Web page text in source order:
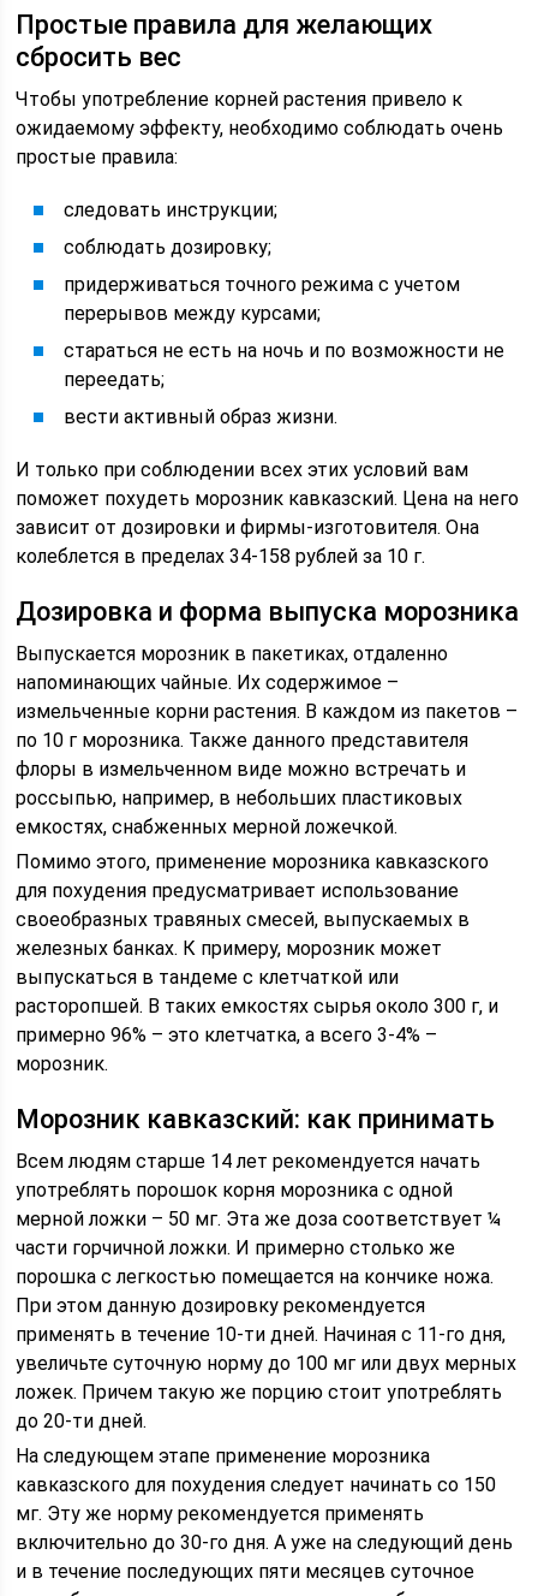
Простые правила для желающих
сбросить вес
Чтобы употребление корней растения привело к
ожидаемому эффекту, необходимо соблюдать очень
простые правила:
следовать инструкции;
соблюдать дозировку;
придерживаться точного режима с учетом
перерывов между курсами;
стараться не есть на ночь и по возможности не
переедать;
вести активный образ жизни.
И только при соблюдении всех этих условий вам
поможет похудеть морозник кавказский. Цена на него
зависит от дозировки и фирмы-изготовителя. Она
колеблется в пределах 34-158 рублей за 10 г.
Дозировка и форма выпуска морозника
Выпускается морозник в пакетиках, отдаленно
напоминающих чайные. Их содержимое –
измельченные корни растения. В каждом из пакетов –
по 10 г морозника. Также данного представителя
флоры в измельченном виде можно встречать и
россыпью, например, в небольших пластиковых
емкостях, снабженных мерной ложечкой.
Помимо этого, применение морозника кавказского
для похудения предусматривает использование
своеобразных травяных смесей, выпускаемых в
железных банках. К примеру, морозник может
выпускаться в тандеме с клетчаткой или
расторопшей. В таких емкостях сырья около 300 г, и
примерно 96% – это клетчатка, а всего 3-4% –
морозник.
Морозник кавказский: как принимать
Всем людям старше 14 лет рекомендуется начать
употреблять порошок корня морозника с одной
мерной ложки – 50 мг. Эта же доза соответствует ¼
части горчичной ложки. И примерно столько же
порошка с легкостью помещается на кончике ножа.
При этом данную дозировку рекомендуется
применять в течение 10-ти дней. Начиная с 11-го дня,
увеличьте суточную норму до 100 мг или двух мерных
ложек. Причем такую же порцию стоит употреблять
до 20-ти дней.
На следующем этапе применение морозника
кавказского для похудения следует начинать со 150
мг. Эту же норму рекомендуется применять
включительно до 30-го дня. А уже на следующий день
и в течение последующих пяти месяцев суточное